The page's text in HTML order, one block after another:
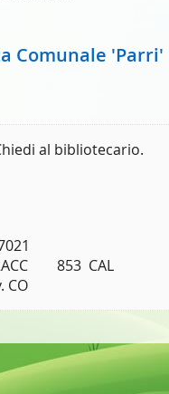
Comunale 'Parri'
al bibliotecario.
853  CAL
CO